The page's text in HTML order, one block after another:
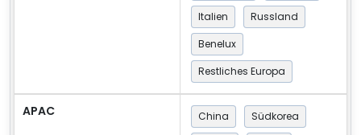
Italien
Russland
Benelux
Restliches Europa
APAC China
Südkorea